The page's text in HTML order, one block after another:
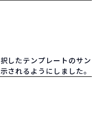
したテンプレートのサン
されるようにしました。